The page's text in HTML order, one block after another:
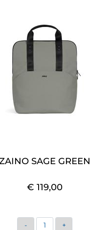
SAGE GREEN
€ 119,00
Quantità